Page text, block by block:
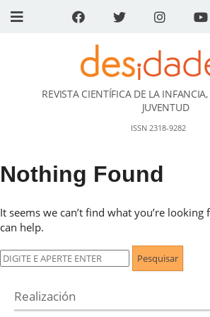
DESidades
REVISTA CIENTÍFICA DE LA
JUVENTUD
ISSN 2318-9282
Nothing Found
It seems we can’t find what you’re looking
can help.
Pesquisar
por:
Realización